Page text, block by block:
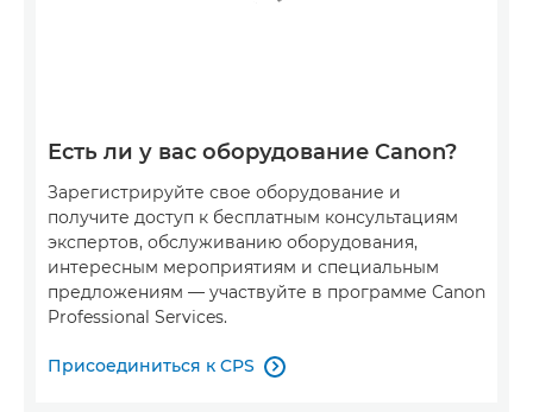
Есть ли у вас оборудование Canon?
Зарегистрируйте свое оборудование и
получите доступ к бесплатным консультациям
экспертов, обслуживанию оборудования,
интересным мероприятиям и специальным
предложениям — участвуйте в программе Canon
Professional Services.
Присоединиться к CPS 